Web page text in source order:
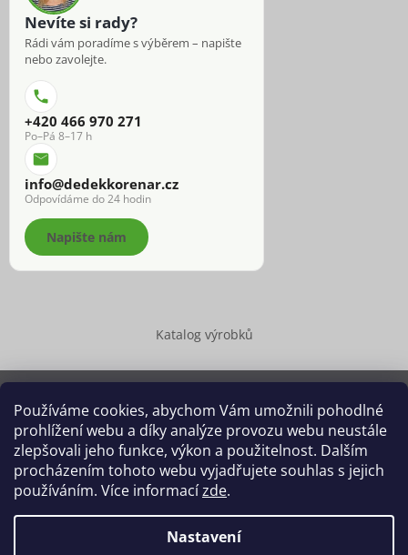
Používáme cookies, abychom Vám umožnili pohodlné
prohlížení webu a díky analýze provozu webu neustále
zlepšovali jeho funkce, výkon a použitelnost. Dalším
procházením tohoto webu vyjadřujete souhlas s jejich
používáním. Více informacízde.
Nastavení
Nevíte si rady?
Rádi vám poradíme s výběrem – napište
nebo zavolejte.
+420 466 970 271
Po–Pá 8–17 h
info@dedekkorenar.cz
Odpovídáme do 24 hodin
Napište nám
Katalog výrobků
Copyright 2026 Dědek kořenář®
. Všechna práva vyhrazena.
Upravit nastavení cookies
Grafický návrh vytvořil a na Shoptet implementoval
Shoptetak.cz.